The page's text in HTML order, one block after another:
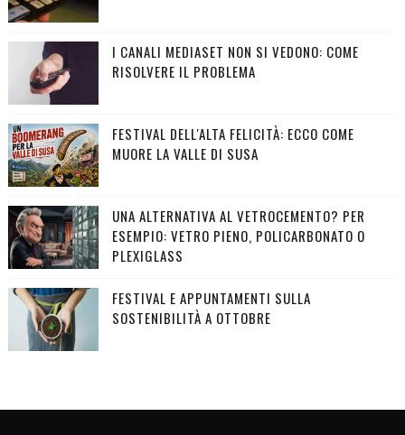
I CANALI MEDIASET NON SI VEDONO: COME
RISOLVERE IL PROBLEMA
FESTIVAL DELL'ALTA FELICITÀ: ECCO COME
MUORE LA VALLE DI SUSA
UNA ALTERNATIVA AL VETROCEMENTO? PER
ESEMPIO: VETRO PIENO, POLICARBONATO O
PLEXIGLASS
FESTIVAL E APPUNTAMENTI SULLA
SOSTENIBILITÀ A OTTOBRE